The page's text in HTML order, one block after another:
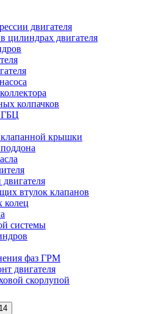
двигателя
цилиндрах двигателя
колпачков
ГБЦ
крышки
втулок клапанов
колец
системы
фаз ГРМ
двигателя
скорлупой
14